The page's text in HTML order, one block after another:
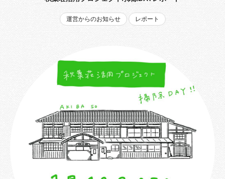
運営からのお知らせ レポート